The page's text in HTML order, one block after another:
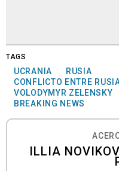
TAGS
UCRANIA
RUSIA
CONFLICTO ENTRE
VOLODYMYR ZELENSKY
BREAKING NEWS
ILLIA